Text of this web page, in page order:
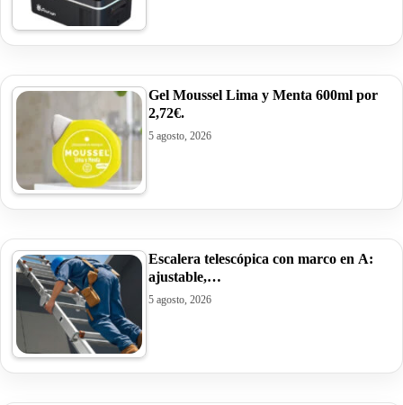
Gel Moussel Lima y Menta 600ml por
2,72€.
5 agosto, 2026
Escalera telescópica con marco en A:
ajustable,…
5 agosto, 2026